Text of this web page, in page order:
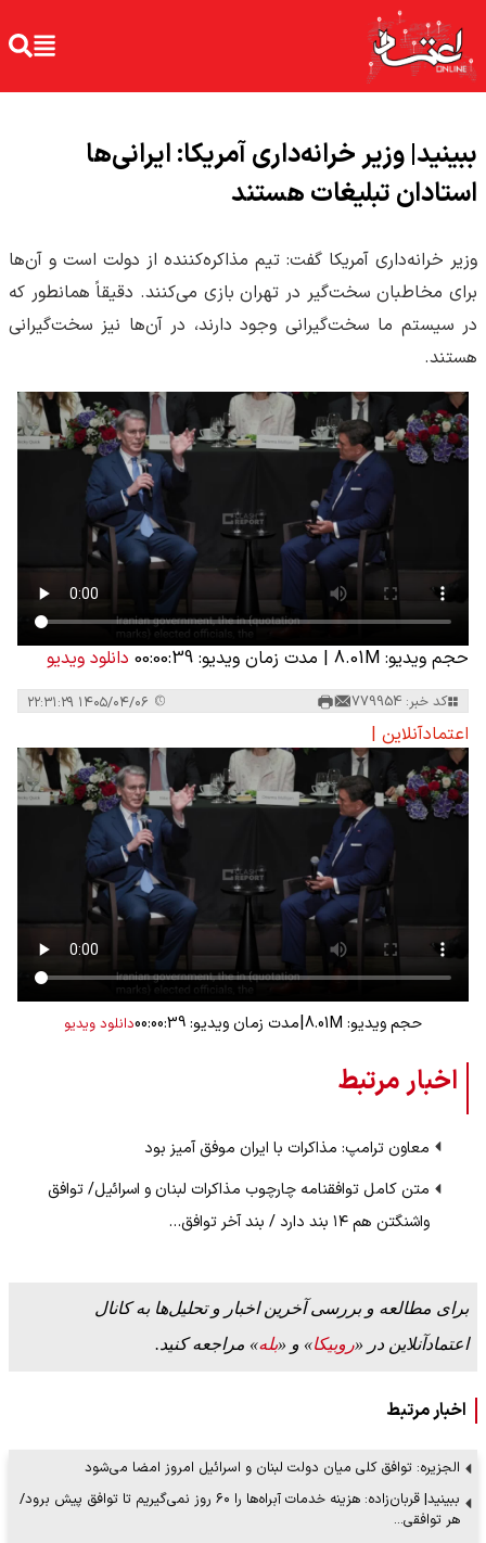
ببینید| وزیر خرانه‌داری آمریکا: ایرانی‌ها
استادان تبلیغات هستند
وزیر خرانه‌داری آمریکا گفت: تیم مذاکره‌کننده از دولت است و آن‌ها
برای مخاطبان سخت‌گیر در تهران بازی می‌کنند. دقیقاً همانطور که
در سیستم ما سخت‌گیرانی وجود دارند، در آن‌ها نیز سخت‌گیرانی
هستند.
حجم ویدیو: 8.01M | مدت زمان ویدیو: 00:00:39 دانلود ویدیو
کد خبر: 779954
اعتمادآنلاین |
حجم ویدیو: 8.01M |مدت زمان ویدیو: 00:00:39 دانلود ویدیو
اخبار مرتبط
معاون ترامپ: مذاکرات با ایران موفق آمیز بود
متن کامل توافقنامه چارچوب مذاکرات لبنان و اسرائیل/ توافق
واشنگتن هم ۱۴ بند دارد / بند آخر توافق…
برای مطالعه و بررسی آخرین اخبار و تحلیل‌ها به کانال
اعتمادآنلاین در «روبیکا» و «بله» مراجعه کنید.
اخبار مرتبط
الجزیره: توافق کلی میان دولت لبنان و اسرائیل امروز امضا می‌شود
ببینید| قربان‌زاده: هزینه خدمات آبراه‌ها را ۶۰ روز نمی‌گیریم تا توافق پیش برود/
هر توافقی…